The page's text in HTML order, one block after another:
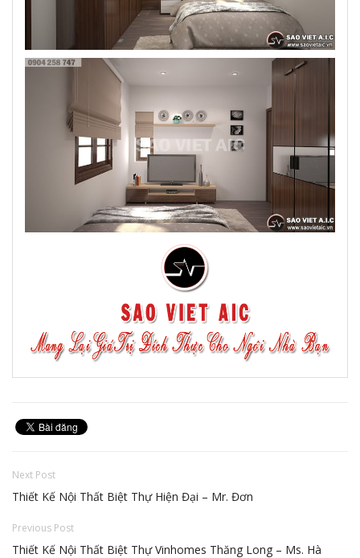
Next Post
Thiết Kế Nội Thất Biệt Thự Hiện Đại – Mr. Đơn
Previous Post
Thiết Kế Nội Thất Biệt Thự Vinhomes Thăng Long – Ms. Hà